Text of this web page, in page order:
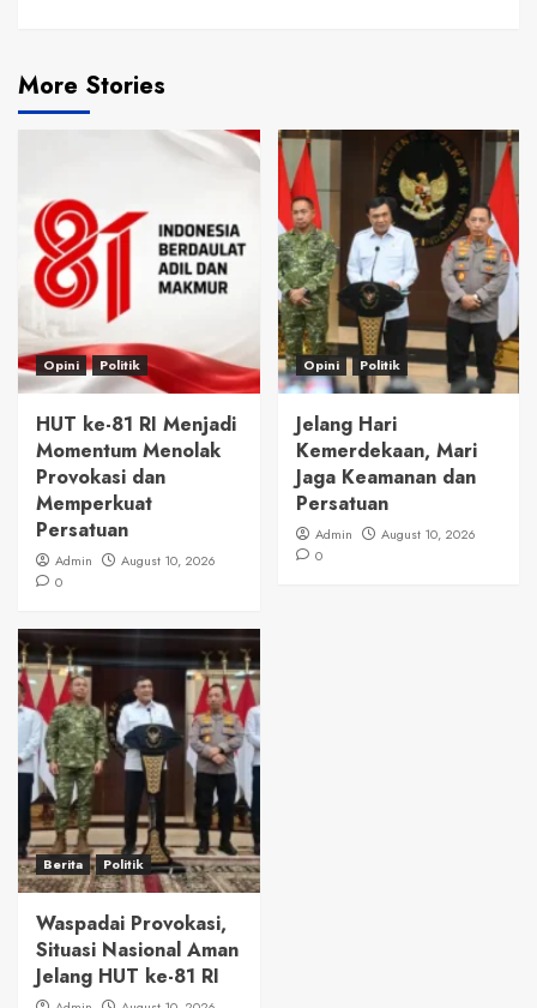
More Stories
Opini Politik
HUT ke-81 RI Menjadi
Momentum Menolak
Provokasi dan
Memperkuat
Persatuan
Admin
August 10, 2026
0
Opini Politik
Jelang Hari
Kemerdekaan, Mari
Jaga Keamanan dan
Persatuan
Admin
August 10, 2026
0
Berita Politik
Waspadai Provokasi,
Situasi Nasional Aman
Jelang HUT ke-81 RI